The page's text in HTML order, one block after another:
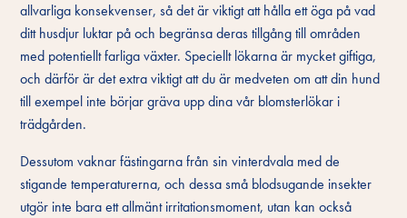
allvarliga konsekvenser, så det är viktigt att hålla ett öga på vad
ditt husdjur luktar på och begränsa deras tillgång till områden
med potentiellt farliga växter. Speciellt lökarna är mycket giftiga,
och därför är det extra viktigt att du är medveten om att din hund
till exempel inte börjar gräva upp dina vår blomsterlökar i
trädgården.
Dessutom vaknar fästingarna från sin vinterdvala med de
stigande temperaturerna, och dessa små blodsugande insekter
utgör inte bara ett allmänt irritationsmoment, utan kan också